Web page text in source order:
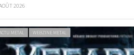
2026
METAL WEBZINE METAL